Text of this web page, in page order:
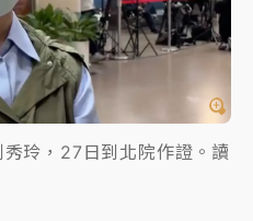
玲，27日到北院作證。讀